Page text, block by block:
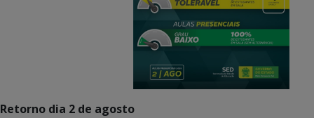
Retorno dia 2 de agosto